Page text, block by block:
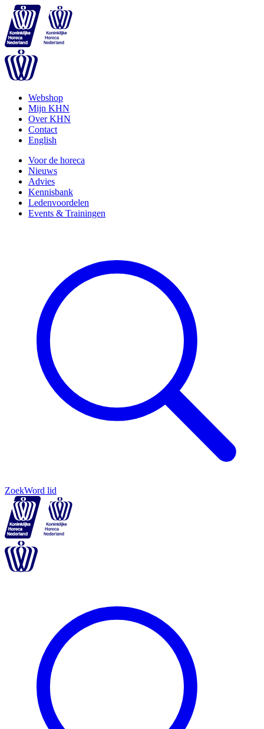
Webshop
Mijn KHN
Over KHN
Contact
English
Voor de horeca
Nieuws
Advies
Kennisbank
Ledenvoordelen
Events & Trainingen
ZoekWord lid